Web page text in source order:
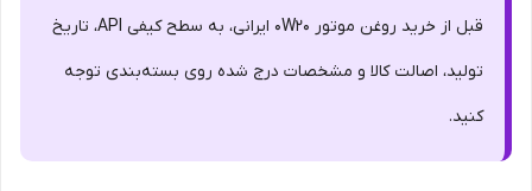
قبل از خرید روغن موتور 0W20 ایرانی، به سطح کیفی API، تاریخ
تولید، اصالت کالا و مشخصات درج شده روی بسته‌بندی توجه
کنید.